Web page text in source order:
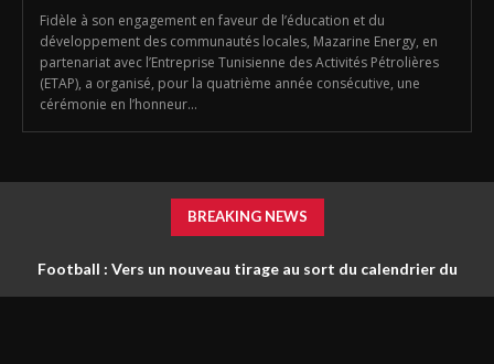
Fidèle à son engagement en faveur de l’éducation et du
développement des communautés locales, Mazarine Energy, en
partenariat avec l’Entreprise Tunisienne des Activités Pétrolières
(ETAP), a organisé, pour la quatrième année consécutive, une
cérémonie en l’honneur...
BREAKING NEWS
Football : Vers un nouveau tirage au sort du calendrier du